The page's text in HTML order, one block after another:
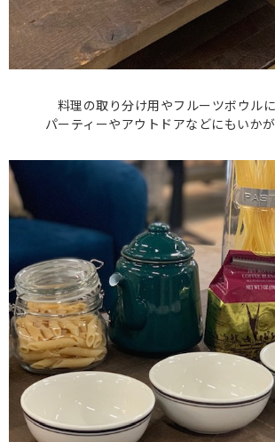
料理の取り分け用やフルーツボウル
パーティーやアウトドアなどにもいかが